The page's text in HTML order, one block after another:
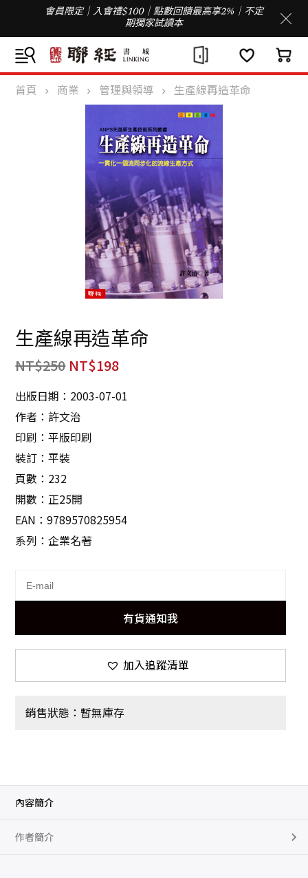
會員限定｜入會禮$100｜點數回饋最高享2%｜不定
期獨家試讀本
首頁 商業 管理與領導 生產線再造革命
生產線再造革命
NT$250 NT$198
出版日期：2003-07-01
作者：許文治
印刷：平版印刷
裝訂：平裝
頁數：232
開數：正25開
EAN：9789570825954
系列：企業名著
有貨通知我
加入追蹤清單
銷售狀態：暫無庫存
內容簡介
作者簡介